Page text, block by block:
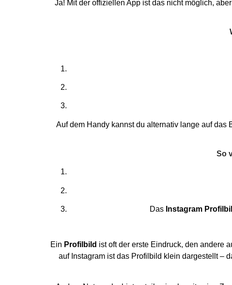
Ja! Mit der offiziellen App ist das nicht möglich,
Auf dem Handy kannst du alternativ lange auf das
So
Das Instagram
Ein Profilbild ist oft der erste Eindruck, den andere
auf Instagram ist das Profilbild klein dargestellt –